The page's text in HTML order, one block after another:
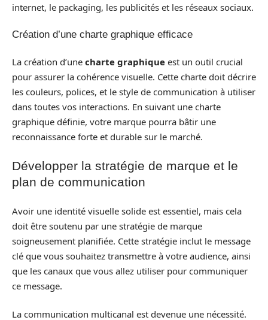
internet, le packaging, les publicités et les réseaux sociaux.
Création d’une charte graphique efficace
La création d’une charte graphique est un outil crucial
pour assurer la cohérence visuelle. Cette charte doit décrire
les couleurs, polices, et le style de communication à utiliser
dans toutes vos interactions. En suivant une charte
graphique définie, votre marque pourra bâtir une
reconnaissance forte et durable sur le marché.
Développer la stratégie de marque et le
plan de communication
Avoir une identité visuelle solide est essentiel, mais cela
doit être soutenu par une stratégie de marque
soigneusement planifiée. Cette stratégie inclut le message
clé que vous souhaitez transmettre à votre audience, ainsi
que les canaux que vous allez utiliser pour communiquer
ce message.
La communication multicanal est devenue une nécessité.